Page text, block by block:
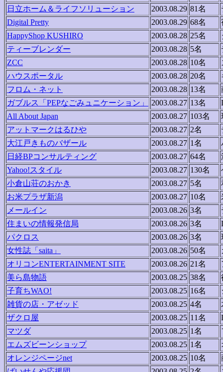
日立ホーム＆ライフソリューション
2003.08.29 81名
Digital Pretty
2003.08.29 68名
HappyShop KUSHIRO
2003.08.28 25名
ティーブレンダー
2003.08.28 5名
ZCC
2003.08.28 10名
ハウスポータル
2003.08.28 20名
フロム・ネット
2003.08.28 13名
ガブルス「PEPなごみュニケーション」
2003.08.27 13名
All About Japan
2003.08.27 103名
アットマークはるひや
2003.08.27 2名
大江戸きものバザール
2003.08.27 1名
日経BPコンサルティング
2003.08.27 64名
Yahoo!スタイル
2003.08.27 130名
小倉山荘のおかき
2003.08.27 5名
お米プラザ新潟
2003.08.27 10名
メールイン
2003.08.26 3名
住まいの情報発信局
2003.08.26 3名
パクロス
2003.08.26 3名
女性誌「saita」
2003.08.26 50名
オリコンENTERTAINMENT SITE
2003.08.26 21名
美ら島物語
2003.08.25 38名
子育ちWAO!
2003.08.25 16名
雑貨の店・アゼッド
2003.08.25 4名
ザクロ屋
2003.08.25 11名
マツダ
2003.08.25 1名
エムズビーンショップ
2003.08.25 1名
オレンジページnet
2003.08.25 10名